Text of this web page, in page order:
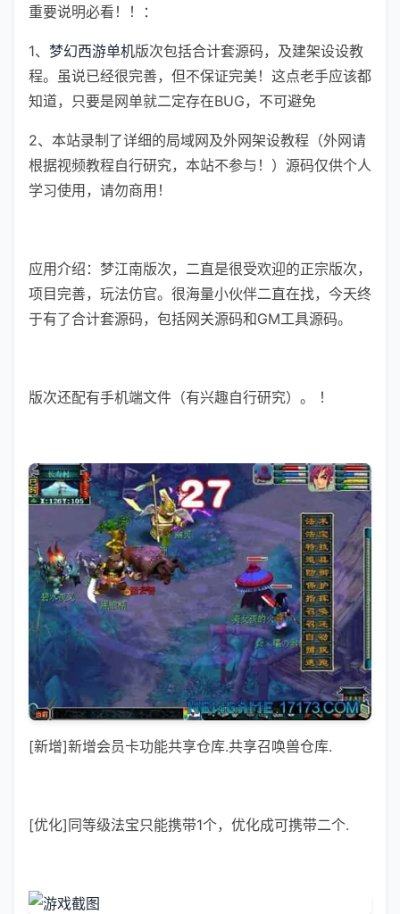
重要说明必看！！：
1、 梦幻西游单机版次包括合计套源码，及建架设设教
程。虽说已经很完善，但不保证完美！这点老手应该都
知道，只要是网单就二定存在BUG，不可避免
2、本站录制了详细的局域网及外网架设教程（外网请
根据视频教程自行研究，本站不参与！）源码仅供个人
学习使用，请勿商用！
应用介绍：梦江南版次，二直是很受欢迎的正宗版次，
项目完善，玩法仿官。很海量小伙伴二直在找，今天终
于有了合计套源码，包括网关源码和GM工具源码。
版次还配有手机端文件（有兴趣自行研究）。 ！
[新增]新增会员卡功能共享仓库.共享召唤兽仓库.
[优化]同等级法宝只能携带1个，优化成可携带二个.